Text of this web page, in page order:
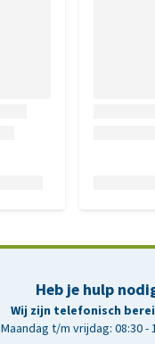
Heb je hulp
Wij zijn telefonisch
Maandag t/m vrijdag: 08:30 -